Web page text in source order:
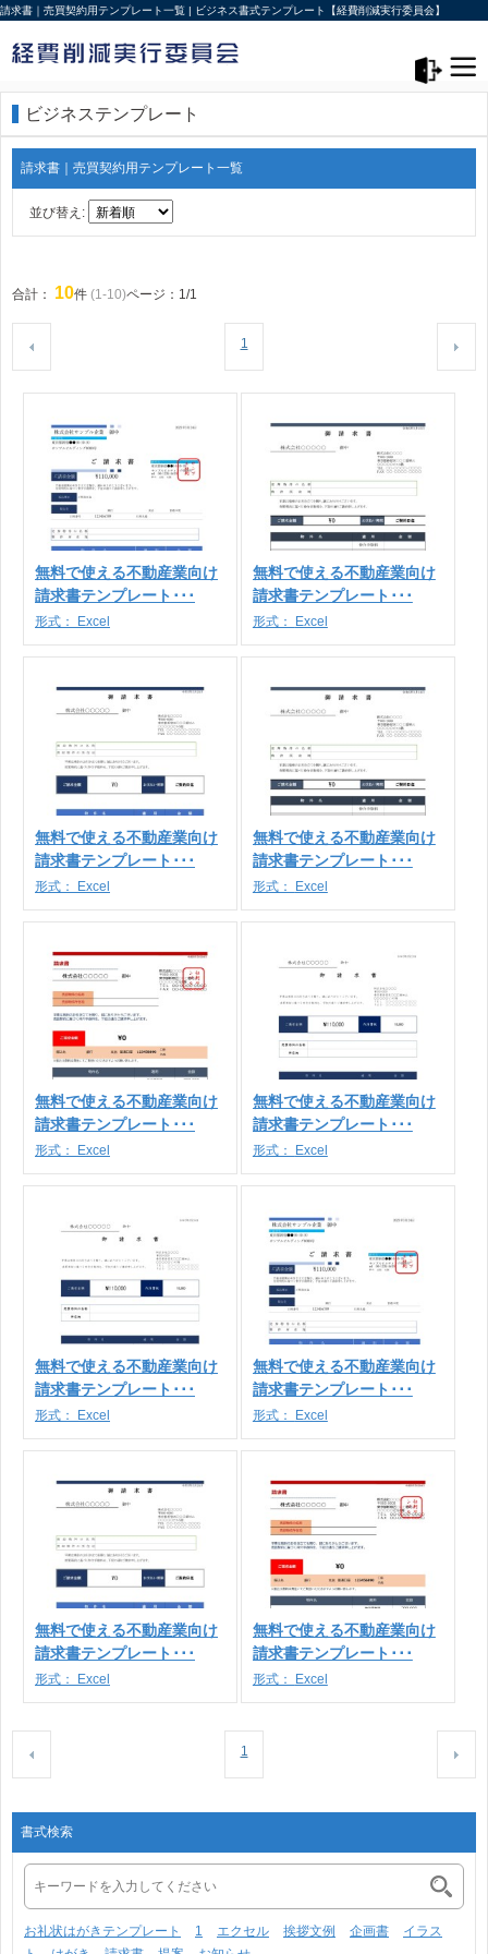
請求書｜売買契約用テンプレート一覧 | ビジネス書式テンプレート【経費削減実行委員会】
ビジネステンプレート
請求書｜売買契約用テンプレート一覧
並び替え:
合計： 10件 (1-10)ページ：1/1
1
無料で使える不動産業向け
請求書テンプレート･･･
形式： Excel
無料で使える不動産業向け
請求書テンプレート･･･
形式： Excel
無料で使える不動産業向け
請求書テンプレート･･･
形式： Excel
無料で使える不動産業向け
請求書テンプレート･･･
形式： Excel
無料で使える不動産業向け
請求書テンプレート･･･
形式： Excel
無料で使える不動産業向け
請求書テンプレート･･･
形式： Excel
無料で使える不動産業向け
請求書テンプレート･･･
形式： Excel
無料で使える不動産業向け
請求書テンプレート･･･
形式： Excel
無料で使える不動産業向け
請求書テンプレート･･･
形式： Excel
無料で使える不動産業向け
請求書テンプレート･･･
形式： Excel
1
書式検索
お礼状はがきテンプレート 1 エクセル 挨拶文例 企画書
イラス